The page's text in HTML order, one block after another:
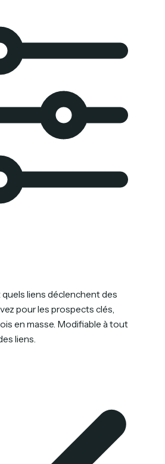
liens déclenchent des
pour les prospects clés,
en masse. Modifiable à tout
liens.